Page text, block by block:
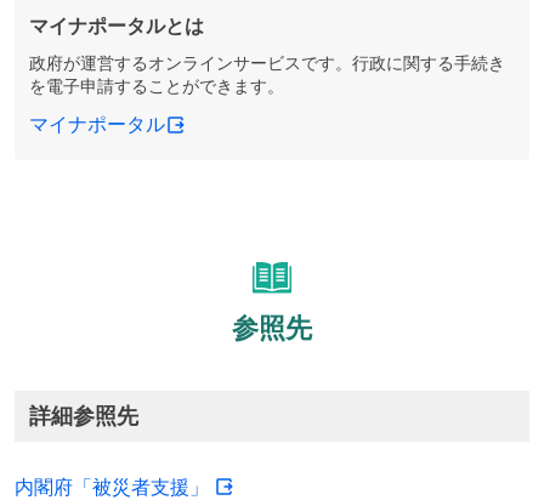
マイナポータルとは
政府が運営するオンラインサービスです。行政に関する手続き
を電子申請することができます。
マイナポータル
参照先
詳細参照先
内閣府「被災者支援」